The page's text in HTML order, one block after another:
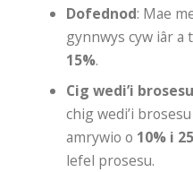
Dofednod: Mae
gynnwys cyw iâr a
15%.
Cig wedi’i brosesu
chig wedi’i
amrywio o 10% i
lefel prosesu.